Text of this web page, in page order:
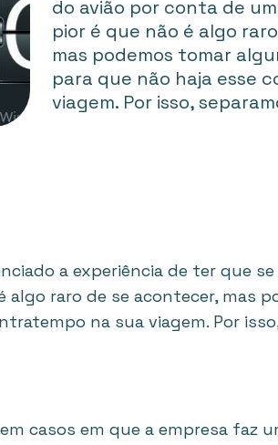
do avião por conta de
pior é que não é algo
mas podemos tomar
para que não haja esse
viagem. Por isso,
a experiência de ter que
raro de se acontecer, mas
na sua viagem. Por
casos em que a empresa faz